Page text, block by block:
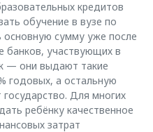
кредитов
обучение в вузе по
основную сумму уже после
банков, участвующих в
— они выдают такие
годовых, а остальную
Для многих
ребёнку качественное
затрат